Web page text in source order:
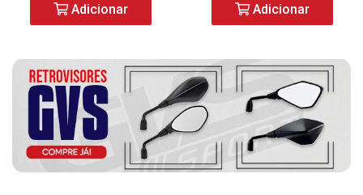
Adicionar Adicionar